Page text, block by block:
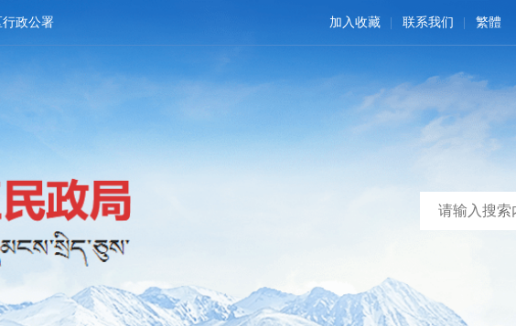
行政公署 加入收藏 联系我们 繁體